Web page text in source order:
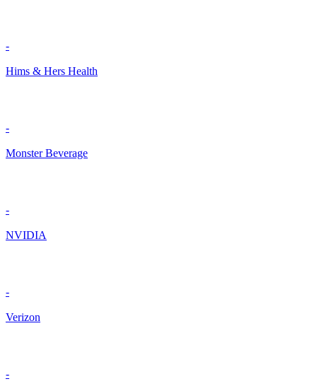
-
Hims & Hers Health
-
Monster Beverage
-
NVIDIA
-
Verizon
-